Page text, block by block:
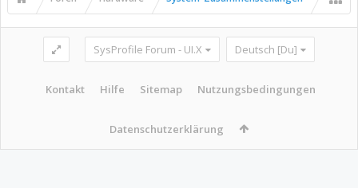
SysProfile Forum - UI.X Deutsch [Du]
Kontakt Hilfe Sitemap Nutzungsbedingungen
Datenschutzerklärung